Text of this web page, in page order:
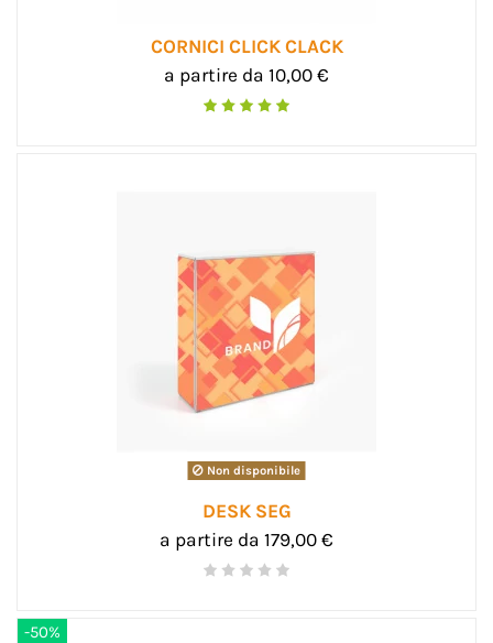
CORNICI CLICK CLACK
a partire da 10,00 €
Non disponibile
DESK SEG
a partire da 179,00 €
-50%